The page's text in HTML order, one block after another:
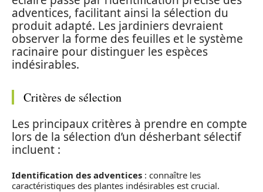
adventices, facilitant ainsi la sélection du
produit adapté. Les jardiniers devraient
observer la forme des feuilles et le système
racinaire pour distinguer les espèces
indésirables.
Critères de sélection
Les principaux critères à prendre en compte
lors de la sélection d’un désherbant sélectif
incluent :
Identification des adventices : connaître les
caractéristiques des plantes indésirables est crucial.